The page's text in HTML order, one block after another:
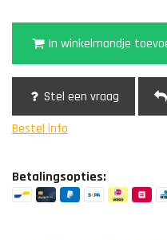
In winkelmandje
Stel een vraag
Bestel info
Betalingsopties: